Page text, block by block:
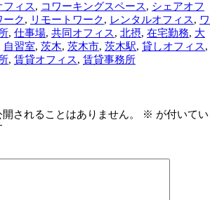
フィス, コワーキングスペース, シェアオフ
ーク, リモートワーク, レンタルオフィス, ワ
, 仕事場, 共同オフィス, 北摂, 在宅勤務, 大
自習室, 茨木, 茨木市, 茨木駅, 貸しオフィス,
, 賃貸オフィス, 賃貸事務所
されることはありません。 ※ が付いてい